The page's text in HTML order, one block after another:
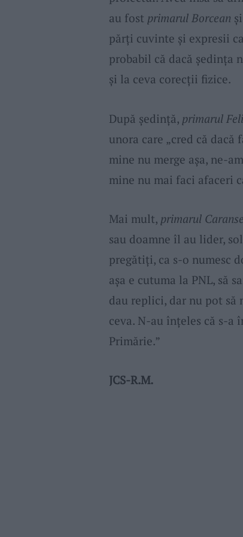
au fost primarul Borcean
părți cuvinte și expresii ca
probabil că dacă ședința
și la ceva corecții fizice.
După ședință, primarul
unora care „cred că
mine nu merge așa, ne-
mine nu mai faci afaceri
Mai mult, primarul
sau doamne îl au lider,
pregătiți, ca s-o numesc
așa e cutuma la PNL, să
dau replici, dar nu pot să
ceva. N-au înțeles că s-a
Primărie.”
JCS-R.M.